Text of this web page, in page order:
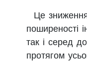
Це
поширеності
так і серед
протягом